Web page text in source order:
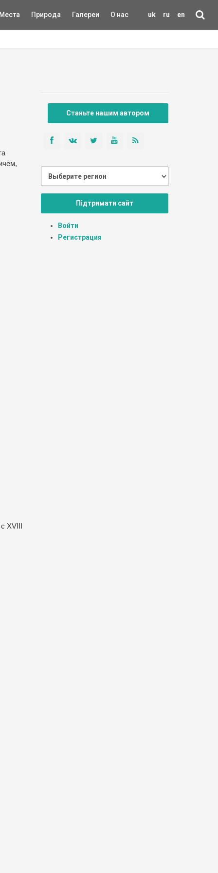
uk ru en
Места Природа Галереи О нас
XVIII
Станьте нашим автором
Підтримати сайт
Войти
Регистрация